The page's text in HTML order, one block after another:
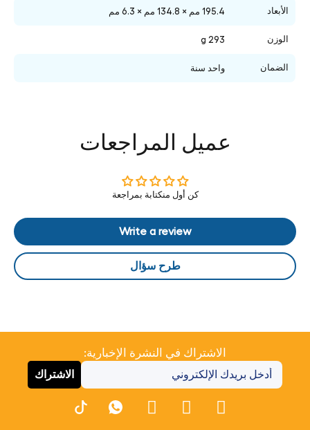
الأبعاد 195.4 مم × 134.8 مم × 6.3 مم
الوزن 293 g
الضمان واحد سنة
عميل المراجعات
كن أول منكتابة بمراجعة
Write a review
طرح سؤال
الاشتراك في النشرة الإخبارية:
الاشتراك